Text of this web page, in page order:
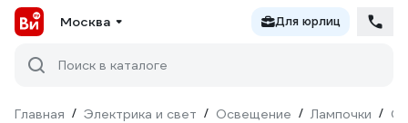
Москва Для юрлиц
Поиск в каталоге
Главная / Электрика и свет / Освещение / Лампочки /